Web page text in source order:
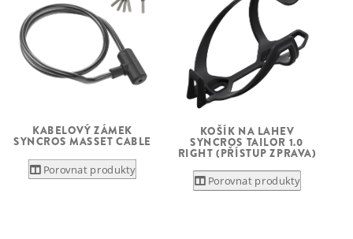
KABELOVÝ ZÁMEK
SYNCROS MASSET CABLE
Porovnat produkty
KOŠÍK NA LAHEV
SYNCROS TAILOR 1.0
RIGHT (PŘÍSTUP ZPRAVA)
Porovnat produkty